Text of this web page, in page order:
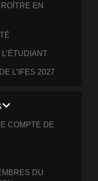
EN
L’IFES 2027
COMPTE DE
DU